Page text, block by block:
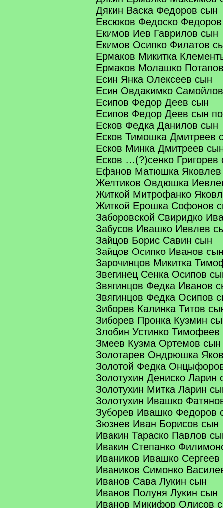
Дякин Васка Федоров сын
Евсюков Федоско
Екимов Иев Гаврилов сын
Екимов Осипко Филатов
Ермаков Микитка
Ермаков Молашко
Есин Янка Олексеев сын
Есин Овдакимко
Есипов Федор Деев сын
Есипов Федор Деев сын
Есков Федка Данилов сын
Есков Тимошка Дмитреев
Есков Минка Дмитреев
Есков …(?)сенко Григорев
Ефанов Матюшка Яковлев
Желтиков Овдюшка
Житкой Митрофанко
Житкой Ерошка Софонов
Заборовской Свиридко
Забусов Ивашко Иевлев
Зайцов Борис Савин сын
Зайцов Осипко Иванов сын
Зарочинцов Микитка
Звегинец Сенка Осипов
Звягинцов Федка Иванов
Звягинцов Федка Осипов
Зиборев Калинка Титов
Зиборев Пронка Кузмин
Злобин Устинко Тимофеев
Змеев Кузма Ортемов сын
Золотарев Ондрюшка
Золотой Федка
Золотухин Дениско Ларин
Золотухин Митка Ларин
Золотухин Ивашко
Зуборев Ивашко Федоров
Зюзнев Иван Борисов сын
Ивакин Тараско Павлов
Ивакин Степанко
Иваников Ивашко Сергеев
Иваников Симонко
Иванов Сава Лукин сын
Иванов Полуня Лукин сын
Иванов Микифор Олисов